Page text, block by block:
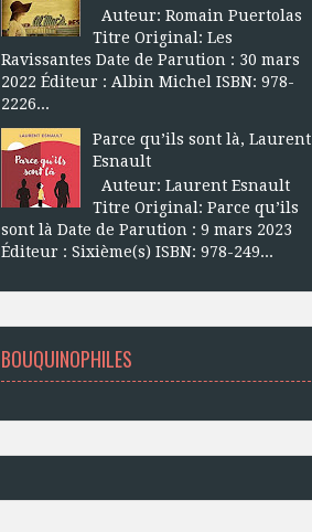
Auteur: Romain Puertolas
Titre Original: Les
Ravissantes Date de Parution : 30 mars
2022 Éditeur : Albin Michel ISBN: 978-
2226...
Parce qu’ils sont là, Laurent
Esnault
Auteur: Laurent Esnault
Titre Original: Parce qu’ils
sont là Date de Parution : 9 mars 2023
Éditeur : Sixième(s) ISBN: 978-249...
BOUQUINOPHILES